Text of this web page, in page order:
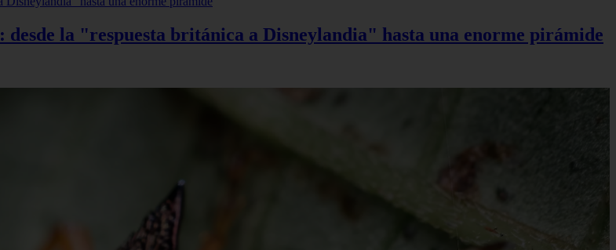
la "respuesta británica a Disneylandia" hasta una enorme pirámide